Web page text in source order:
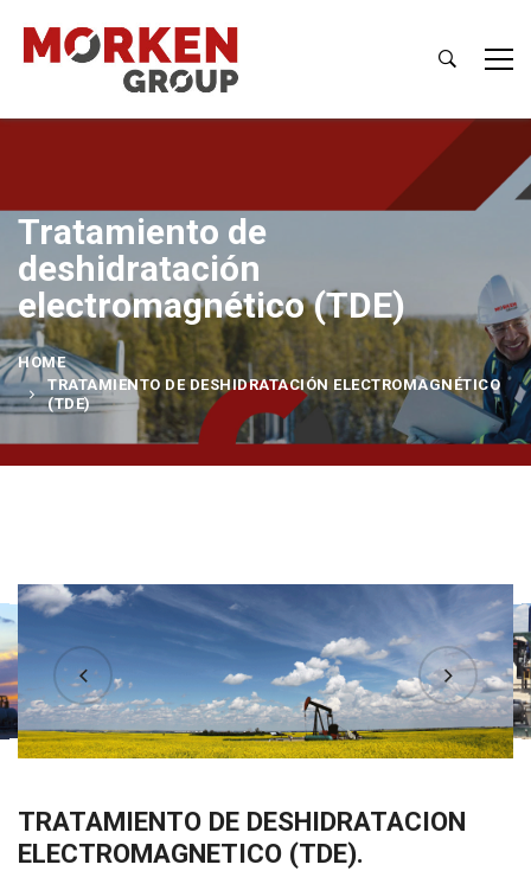
Tratamiento de
deshidratación
electromagnético (TDE)
HOME
TRATAMIENTO DE DESHIDRATACIÓN ELECTROMAGNÉTICO
(TDE)
TRATAMIENTO DE DESHIDRATACION
ELECTROMAGNETICO (TDE).